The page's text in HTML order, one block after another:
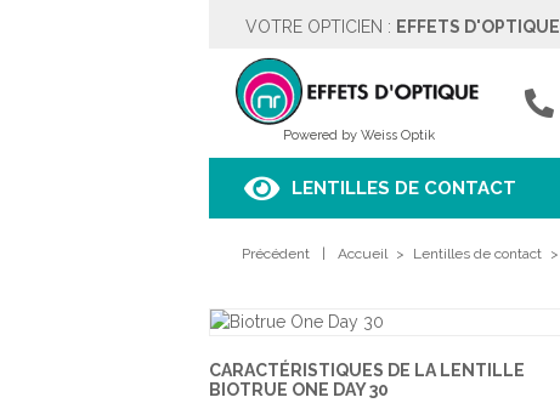
VOTRE OPTICIEN : EFFETS D'OPTIQUE
Rue des Moulins 5
04257.67.37
Voir sur le plan
HORAIRES
Lundi
Fermé
Jeudi
9h00 à 18h00
Samedi
9h00 à 18h00
Dimanche
Fermé
Powered by Weiss Optik
LENTILLES DE CONTACT
Précédent Accueil > Lentilles de contact >
CARACTÉRISTIQUES DE LA LENTILLE
BIOTRUE ONE DAY 30